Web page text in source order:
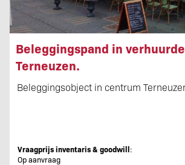
Beleggingspand in
Terneuzen.
Beleggingsobject in centrum
Vraagprijs inventaris & goodwill:
Op aanvraag